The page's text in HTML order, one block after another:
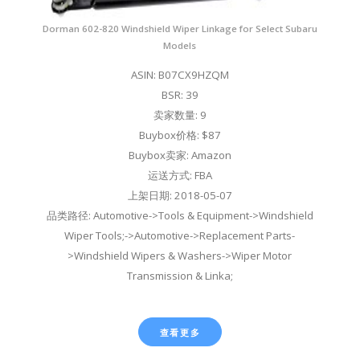
Dorman 602-820 Windshield Wiper Linkage for Select Subaru
Models
ASIN: B07CX9HZQM
BSR: 39
卖家数量: 9
Buybox价格: $87
Buybox卖家: Amazon
运送方式: FBA
上架日期: 2018-05-07
品类路径: Automotive->Tools & Equipment->Windshield
Wiper Tools;->Automotive->Replacement Parts-
>Windshield Wipers & Washers->Wiper Motor
Transmission & Linka;
查看更多